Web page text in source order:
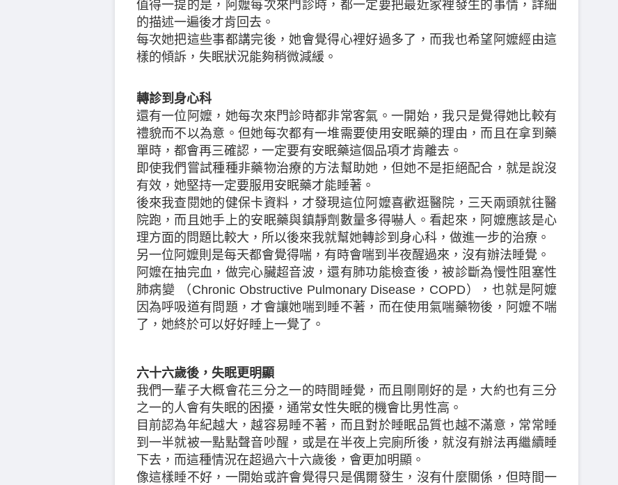
值得一提的是，阿嬤每次來門診時，都一定要把最近家裡發生的事情，詳細
的描述一遍後才肯回去。
每次她把這些事都講完後，她會覺得心裡好過多了，而我也希望阿嬤經由這
樣的傾訴，失眠狀況能夠稍微減緩。
轉診到身心科
還有一位阿嬤，她每次來門診時都非常客氣。一開始，我只是覺得她比較有
禮貌而不以為意。但她每次都有一堆需要使用安眠藥的理由，而且在拿到藥
單時，都會再三確認，一定要有安眠藥這個品項才肯離去。
即使我們嘗試種種非藥物治療的方法幫助她，但她不是拒絕配合，就是說沒
有效，她堅持一定要服用安眠藥才能睡著。
後來我查閱她的健保卡資料，才發現這位阿嬤喜歡逛醫院，三天兩頭就往醫
院跑，而且她手上的安眠藥與鎮靜劑數量多得嚇人。看起來，阿嬤應該是心
理方面的問題比較大，所以後來我就幫她轉診到身心科，做進一步的治療。
另一位阿嬤則是每天都會覺得喘，有時會喘到半夜醒過來，沒有辦法睡覺。
阿嬤在抽完血，做完心臟超音波，還有肺功能檢查後，被診斷為慢性阻塞性
肺病變 （Chronic Obstructive Pulmonary Disease，COPD），也就是阿嬤
因為呼吸道有問題，才會讓她喘到睡不著，而在使用氣喘藥物後，阿嬤不喘
了，她終於可以好好睡上一覺了。
六十六歲後，失眠更明顯
我們一輩子大概會花三分之一的時間睡覺，而且剛剛好的是，大約也有三分
之一的人會有失眠的困擾，通常女性失眠的機會比男性高。
目前認為年紀越大，越容易睡不著，而且對於睡眠品質也越不滿意，常常睡
到一半就被一點點聲音吵醒，或是在半夜上完廁所後，就沒有辦法再繼續睡
下去，而這種情況在超過六十六歲後，會更加明顯。
像這樣睡不好，一開始或許會覺得只是偶爾發生，沒有什麼關係，但時間一